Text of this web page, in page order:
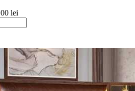
lei